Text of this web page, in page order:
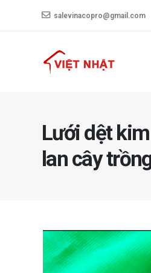
salevinacopro@gmail.com
Lưới dệt
lan cây